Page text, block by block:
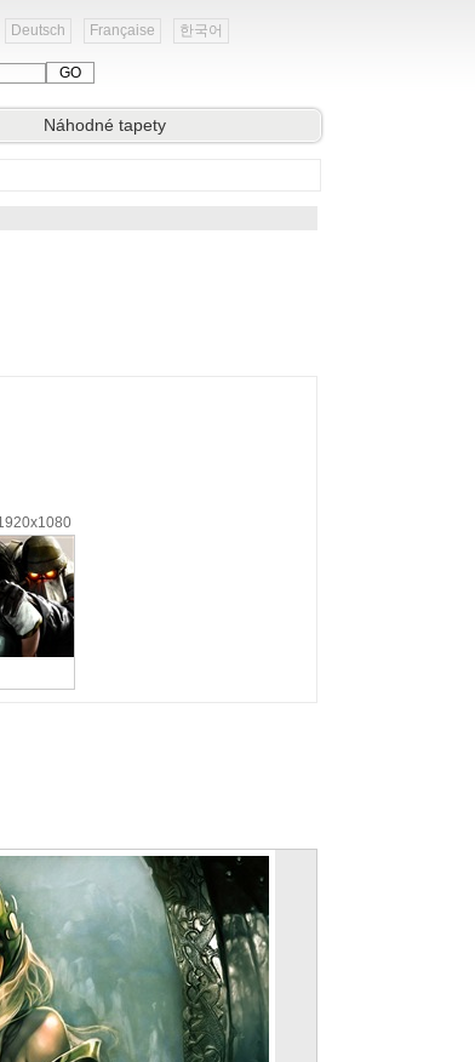
Deutsch Française 한국어
Náhodné tapety